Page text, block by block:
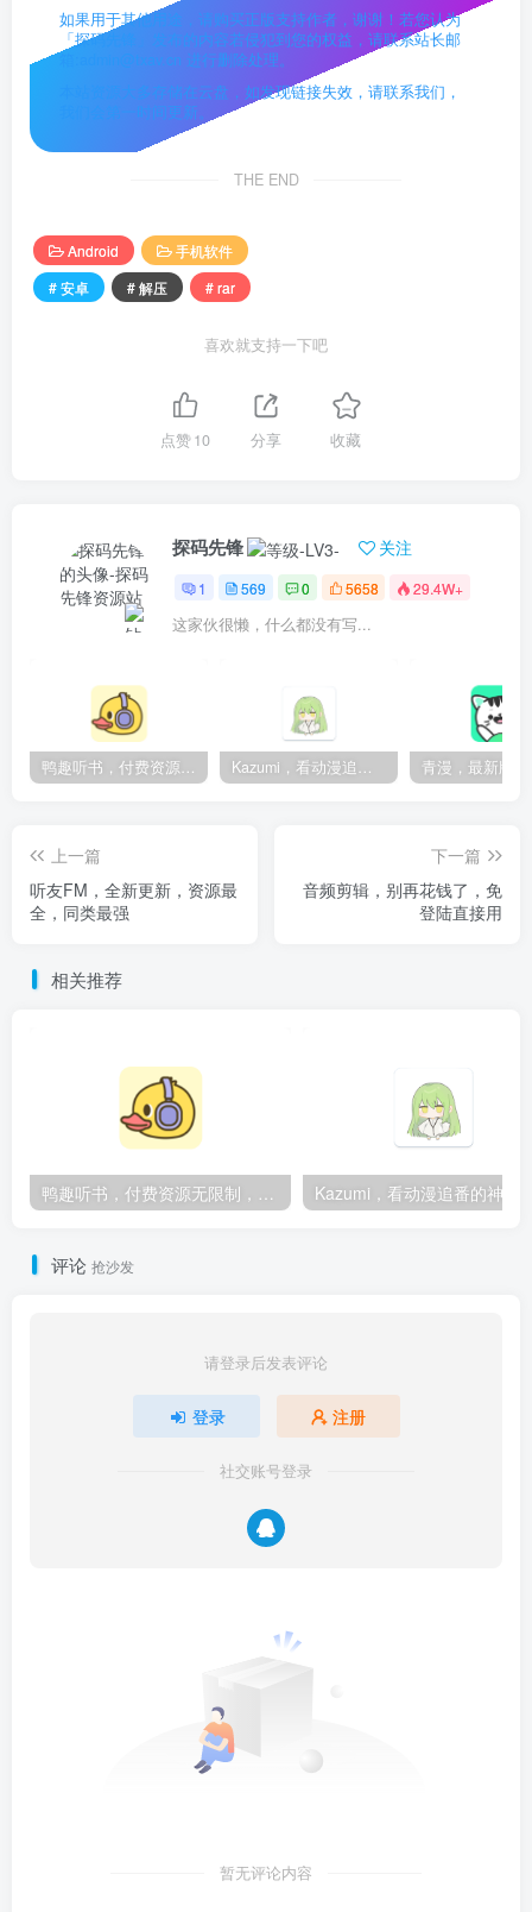
如果用于其他用途，请购买正版支持作者，谢谢！若您认为
「探码先锋」发布的内容若侵犯到您的权益，请联系站长邮
箱:admin@txav.cn 进行删除处理。
本站资源大多存储在云盘，如发现链接失效，请联系我们，
我们会第一时间更新。
THE END
Android
手机软件
# 安卓
# 解压 # rar
喜欢就支持一下吧
点赞10 分享 收藏
探码先锋 关注
1 569 0 5658 29.4W+
这家伙很懒，什么都没有写...
鸭趣听书，付费资源无限制，内置多书源 Kazumi，看动漫追番的神器，纯净无广
上一篇
听友FM，全新更新，资源最
全，同类最强
下一篇
音频剪辑，别再花钱了，免
登陆直接用
相关推荐
鸭趣听书，付费资源无限制，内置多书源
评论 抢沙发
请登录后发表评论
登录 注册
社交账号登录
暂无评论内容